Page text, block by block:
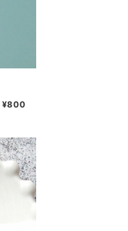
¥800